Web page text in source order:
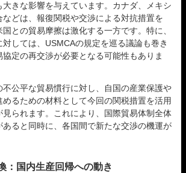
きな影響を与えています。カナダ、メキシ
などは、報復関税や交渉による対抗措置を
との貿易摩擦は激化する一方です。特に、
しては、USMCAの規定を巡る議論も巻き
定の再交渉が必要となる可能性もありま
公平な貿易慣行に対し、自国の産業保護や
るための材料として今回の関税措置を活用
見られます。これにより、国際貿易体制全体
ると同時に、各国間で新たな交渉の機運が
：国内生産回帰への動き